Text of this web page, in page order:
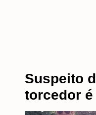
Suspeito
torcedor